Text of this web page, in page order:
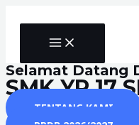
MAIN
MENU
Selamat Datang
SMK YP 17
TENTANG KAMI